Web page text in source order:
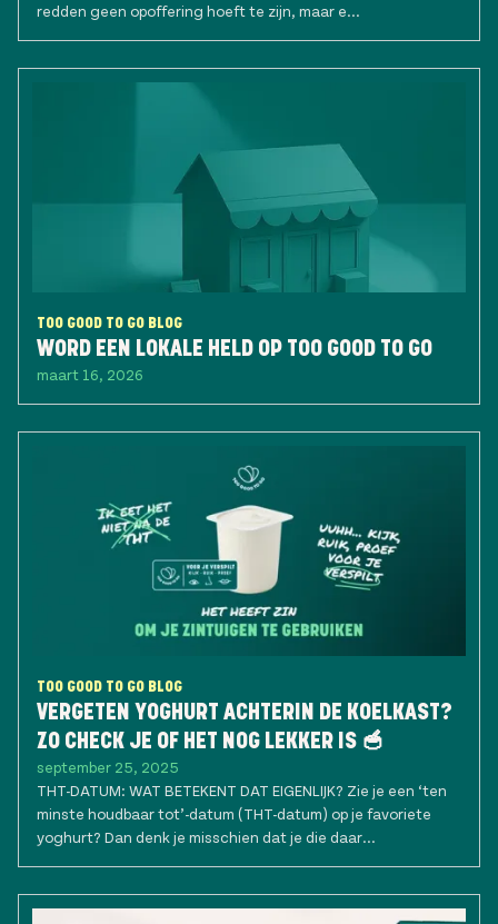
redden geen opoffering hoeft te zijn, maar e...
TOO GOOD TO GO BLOG
WORD EEN LOKALE HELD OP TOO GOOD TO GO
maart 16, 2026
TOO GOOD TO GO BLOG
VERGETEN YOGHURT ACHTERIN DE KOELKAST?
ZO CHECK JE OF HET NOG LEKKER IS 🥣
september 25, 2025
THT-DATUM: WAT BETEKENT DAT EIGENLIJK? Zie je een ‘ten
minste houdbaar tot’-datum (THT-datum) op je favoriete
yoghurt? Dan denk je misschien dat je die daar...